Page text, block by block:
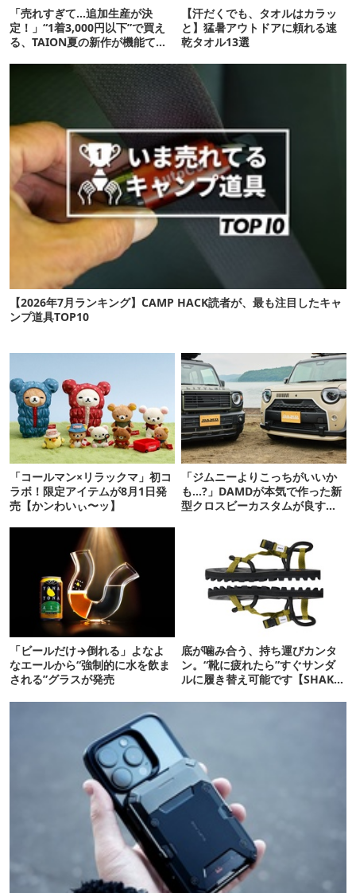
「売れすぎて…追加生産が決
定！」“1着3,000円以下”で買え
る、TAION夏の新作が機能てん
【汗だくでも、タオルはカラッ
と】猛暑アウトドアに頼れる速
乾タオル13選
【2026年7月ランキング】CAMP HACK読者が、最も注目したキャ
ンプ道具TOP10
「コールマン×リラックマ」初コ
ラボ！限定アイテムが8月1日発
売【かンわいぃ〜ッ】
「ジムニーよりこっちがいいか
も…?」DAMDが本気で作った新
型クロスビーカスタムが良すぎ
「ビールだけ→倒れる」よなよ
なエールから“強制的に水を飲ま
される”グラスが発売
底が噛み合う、持ち運びカンタ
ン。“靴に疲れたら”すぐサンダ
ルに履き替え可能です【SHAKA